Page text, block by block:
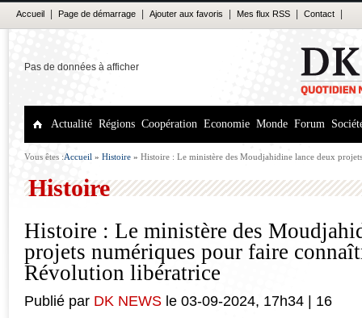
Accueil Page de démarrage Ajouter aux favoris Mes flux RSS Contact
Pas de données à afficher
Actualité Régions Coopération Economie Monde Forum
Vous êtes :Accueil » Histoire » Histoire : Le ministère des Moudjahidine lance deux
Histoire
Histoire : Le ministère des
projets numériques pour faire
Révolution libératrice
Publié par DK NEWS le 03-09-2024, 17h34 16